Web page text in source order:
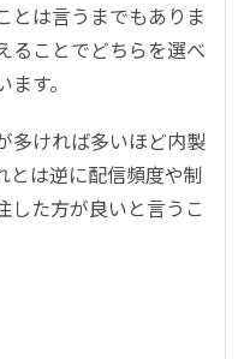
とは言うまでもありま
ることでどちらを選べ
す。
多ければ多いほど内製
とは逆に配信頻度や制
した方が良いと言うこ